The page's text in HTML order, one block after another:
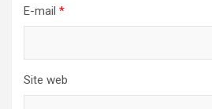
E-mail *
Site web